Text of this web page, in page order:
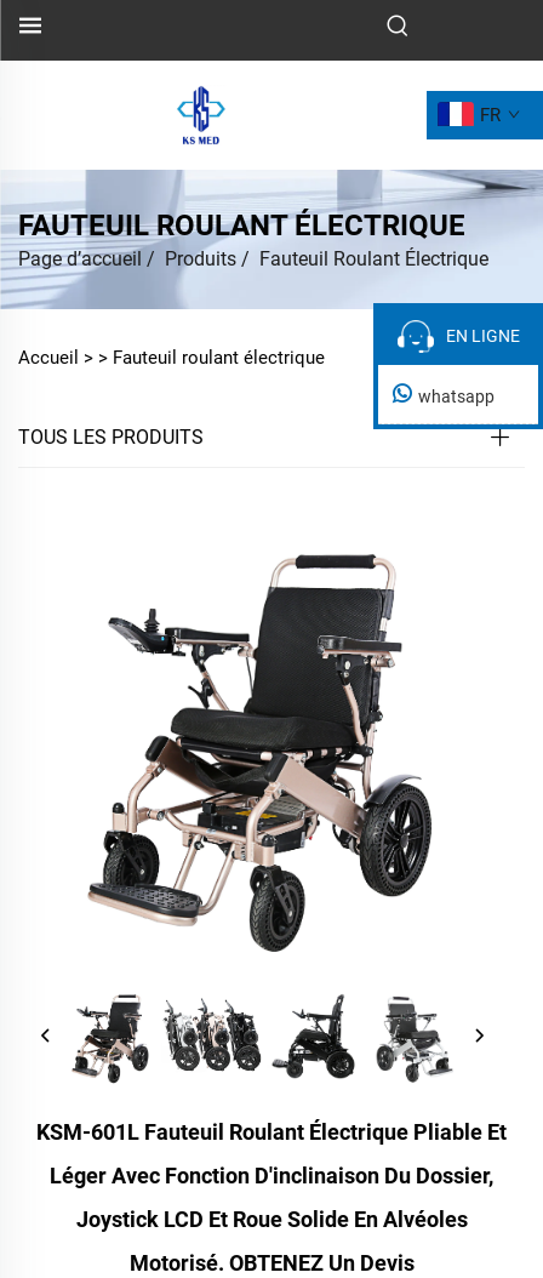
FR
FAUTEUIL ROULANT ÉLECTRIQUE
Page d’accueil / Produits / Fauteuil Roulant Électrique
Accueil > > Fauteuil roulant électrique
TOUS LES PRODUITS
KSM-601L Fauteuil Roulant Électrique Pliable Et
Léger Avec Fonction D'inclinaison Du Dossier,
Joystick LCD Et Roue Solide En Alvéoles
Motorisé. OBTENEZ Un Devis
EN LIGNE
EN LIGNE
whatsapp